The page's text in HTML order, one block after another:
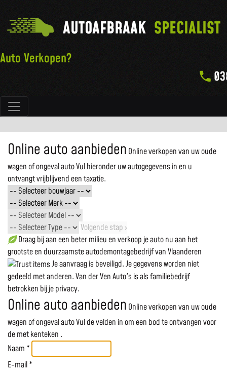
Hoofdnavigatie
AUTOAFBRAAK SPECIALIST
Auto Verkopen?
Online auto aanbieden Online verkopen van uw oude
wagen of ongeval autoVul hieronder uw autogegevens in en u
ontvangt vrijblijvend een taxatie.
Volgende stap ›
Draag bij aan een beter milieu en verkoop je auto nu aan het
grootste en duurzaamste autodemontagebedrijf van Vlaanderen
Je aanvraag is beveiligd. Je gegevens worden niet
gedeeld met anderen. Van der Ven Auto's is als familiebedrijf
betrokken bij je privacy.
Online auto aanbieden Online verkopen van uw oude
wagen of ongeval autoVul de velden in om een bod te ontvangen voor
demet kenteken .
Naam *
E-mail *